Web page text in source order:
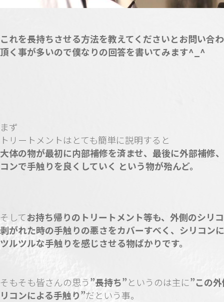
これを長持ちさせる方法を教えてくださいとお問い合
頂く事が多いので僕なりの回答を書いてみます^_^
まず
トリートメントはとても簡単に説明すると
大体の物が最初に内部補修を済ませ、最後に外部補修
コンで手触りを良くしていく という物が殆んど。
そしてお持ち帰りのトリートメント等も、外側のシリ
剥がれた時の手触りの悪さをカバーすべく、シリコン
ツルツルな手触りを感じさせる物ばかりです。
そもそも皆さんの思う”長持ち”というのは主に”この
リコンによる手触り”だという事。